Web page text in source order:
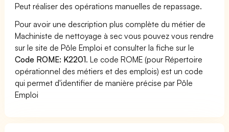
Peut réaliser des opérations manuelles de repassage.
Pour avoir une description plus complète du métier de
Machiniste de nettoyage à sec vous pouvez vous rendre
sur le site de Pôle Emploi et consulter la fiche sur le
Code ROME: K2201. Le code ROME (pour Répertoire
opérationnel des métiers et des emplois) est un code
qui permet d'identifier de manière précise par Pôle
Emploi